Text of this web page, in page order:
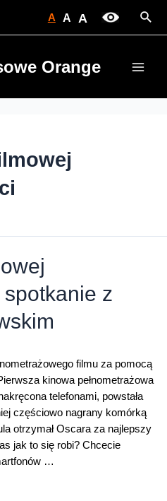
A A A
Orange
z
filmu za pomocą
kinowa pełnometrażowa
telefonami, powstała
częściowo nagrany komórką
otrzymał Oscara za najlepszy
jak to się robi? Chcecie
…